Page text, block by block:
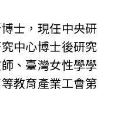
士，現任中央研
中心博士後研究
、臺灣女性學學
教育產業工會第